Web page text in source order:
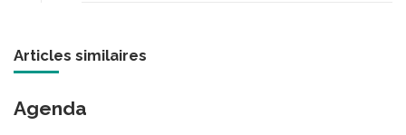
Articles similaires
Agenda